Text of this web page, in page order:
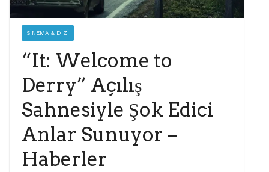
SINEMA & DIZI
“It: Welcome to
Derry” Açılış
Sahnesiyle Şok Edici
Anlar Sunuyor –
Haberler